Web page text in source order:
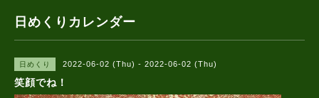
日めくりカレンダー
日めくり 2022-06-02 (Thu) - 2022-06-02 (Thu)
笑顔でね！